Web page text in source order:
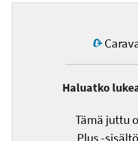
Haluatko
Tämä juttu
Plus -